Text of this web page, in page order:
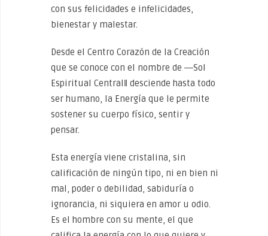
con sus felicidades e infelicidades,
bienestar y malestar.
Desde el Centro Corazón de la Creación
que se conoce con el nombre de ―Sol
Espiritual Central‖ desciende hasta todo
ser humano, la Energía que le permite
sostener su cuerpo físico, sentir y
pensar.
Esta energía viene cristalina, sin
calificación de ningún tipo, ni en bien ni
mal, poder o debilidad, sabiduría o
ignorancia, ni siquiera en amor u odio.
Es el hombre con su mente, el que